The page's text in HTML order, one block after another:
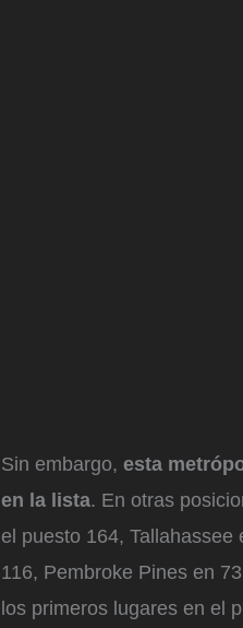
Sin embargo, esta
en la lista. En otras
el puesto 164,
116, Pembroke Pines en
los primeros lugares en el